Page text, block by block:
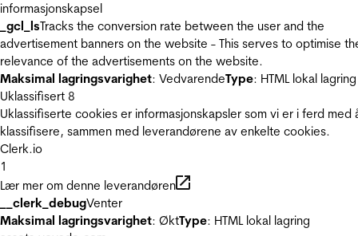
informasjonskapsel
_gcl_lsTracks the conversion rate between the user and the
advertisement banners on the website - This serves to optimise
relevance of the advertisements on the website.
Maksimal lagringsvarighet: VedvarendeType: HTML lokal lagring
Uklassifisert 8
Uklassifiserte cookies er informasjonskapsler som vi er i ferd med
klassifisere, sammen med leverandørene av enkelte cookies.
Clerk.io
1
Lær mer om denne leverandøren
__clerk_debugVenter
Maksimal lagringsvarighet: ØktType: HTML lokal lagring